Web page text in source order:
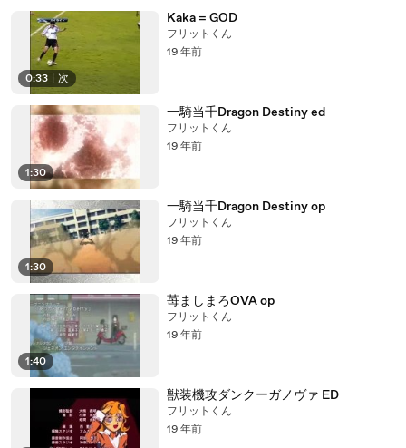
0:33 次
Kaka = GOD
フリットくん
19 年前
1:30
一騎当千Dragon Destiny ed
フリットくん
19 年前
1:30
一騎当千Dragon Destiny op
フリットくん
19 年前
1:40
苺ましまろOVA op
フリットくん
19 年前
獣装機攻ダンクーガノヴァ ED
フリットくん
19 年前